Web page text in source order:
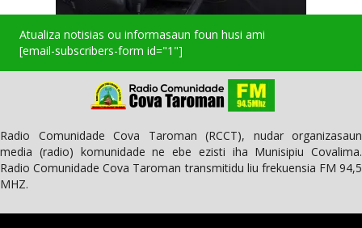
Atualiza notisias ou informasaun foun husi ami
[email-subscribers-form id="1"]
Radio Comunidade Cova Taroman (RCCT), nudar organizasaun
media (radio) komunidade ne ebe ezisti iha Munisipiu Covalima.
Radio Comunidade Cova Taroman transmitidu liu frekuensia FM 94,5
MHZ.